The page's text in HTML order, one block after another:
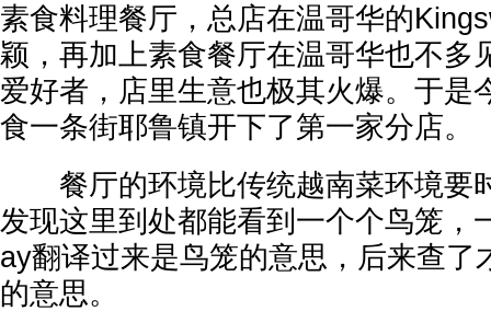
素食料理餐厅，总店在温哥华的
颖，再加上素食餐厅在温哥华也不多
爱好者，店里生意也极其火爆。于是
食一条街耶鲁镇开下了第一家分店。
餐厅的环境比传统越南菜环境要
发现这里到处都能看到一个个鸟笼，
ay翻译过来是鸟笼的意思，后来查了
的意思。